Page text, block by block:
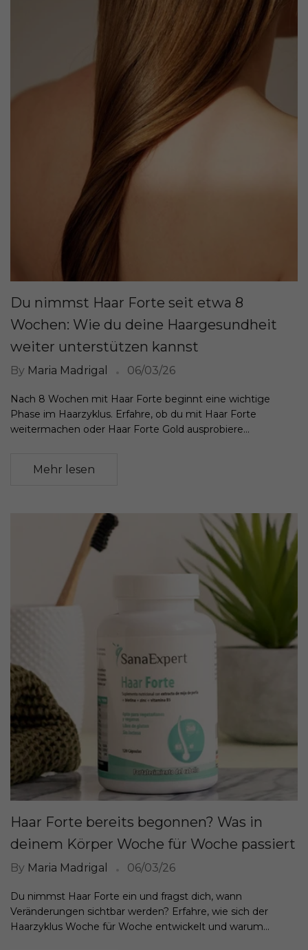
Du nimmst Haar Forte seit etwa 8
Wochen: Wie du deine Haargesundheit
weiter unterstützen kannst
By Maria Madrigal 06/03/26
Nach 8 Wochen mit Haar Forte beginnt eine wichtige
Phase im Haarzyklus. Erfahre, ob du mit Haar Forte
weitermachen oder Haar Forte Gold ausprobiere...
Mehr lesen
Haar Forte bereits begonnen? Was in
deinem Körper Woche für Woche passiert
By Maria Madrigal 06/03/26
Du nimmst Haar Forte ein und fragst dich, wann
Veränderungen sichtbar werden? Erfahre, wie sich der
Haarzyklus Woche für Woche entwickelt und warum...